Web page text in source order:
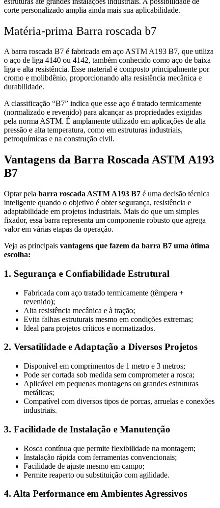
corte personalizado amplia ainda mais sua aplicabilidade.
Matéria-prima Barra roscada b7
A barra roscada B7 é fabricada em aço ASTM A193 B7, que utiliza
o aço de liga 4140 ou 4142, também conhecido como aço de baixa
liga e alta resistência. Esse material é composto principalmente por
cromo e molibdênio, proporcionando alta resistência mecânica e
durabilidade.
A classificação “B7” indica que esse aço é tratado termicamente
(normalizado e revenido) para alcançar as propriedades exigidas
pela norma ASTM. É amplamente utilizado em aplicações de alta
pressão e alta temperatura, como em estruturas industriais,
petroquímicas e na construção civil.
Vantagens da Barra Roscada ASTM A193
B7
Optar pela barra roscada ASTM A193 B7 é uma decisão técnica
inteligente quando o objetivo é obter segurança, resistência e
adaptabilidade em projetos industriais. Mais do que um simples
fixador, essa barra representa um componente robusto que agrega
valor em várias etapas da operação.
Veja as principais vantagens que fazem da barra B7 uma ótima
escolha:
1. Segurança e Confiabilidade Estrutural
Fabricada com aço tratado termicamente (têmpera +
revenido);
Alta resistência mecânica e à tração;
Evita falhas estruturais mesmo em condições extremas;
Ideal para projetos críticos e normatizados.
2. Versatilidade e Adaptação a Diversos Projetos
Disponível em comprimentos de 1 metro e 3 metros;
Pode ser cortada sob medida sem comprometer a rosca;
Aplicável em pequenas montagens ou grandes estruturas
metálicas;
Compatível com diversos tipos de porcas, arruelas e conexões
industriais.
3. Facilidade de Instalação e Manutenção
Rosca contínua que permite flexibilidade na montagem;
Instalação rápida com ferramentas convencionais;
Facilidade de ajuste mesmo em campo;
Permite reaperto ou substituição com agilidade.
4. Alta Performance em Ambientes Agressivos